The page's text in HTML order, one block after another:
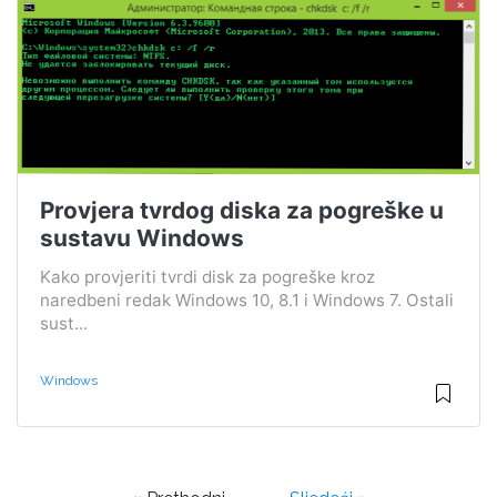
Provjera tvrdog diska za pogreške u
sustavu Windows
Kako provjeriti tvrdi disk za pogreške kroz
naredbeni redak Windows 10, 8.1 i Windows 7. Ostali
sust...
Windows